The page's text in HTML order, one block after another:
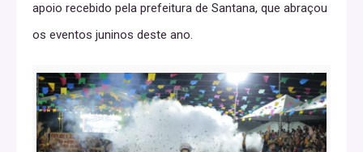
apoio recebido pela prefeitura de Santana, que abraçou
os eventos juninos deste ano.